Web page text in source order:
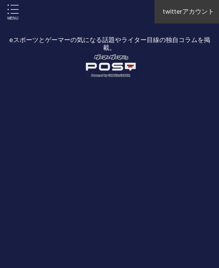
twitterアカウント
eスポーツとゲーマーの気になる話題やライター目線の独自コラムを掲
載。